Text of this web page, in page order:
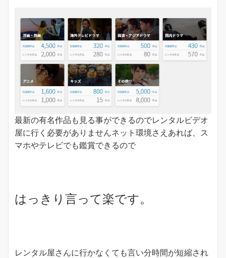
最新の有名作品も見る事ができるのでレンタルビデオ
屋に行く必要がありませんネット環境さえあれば、ス
マホやテレビでも鑑賞できるので
はっきり言って楽です。
レンタル屋さんに行かなくても言い分時間が短縮され